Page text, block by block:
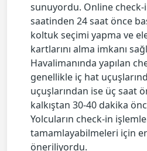
sunuyordu. Online check-
saatinden 24 saat önce
koltuk seçimi yapma ve
kartlarını alma imkanı
Havalimanında yapılan
genellikle iç hat
uçuşlarından ise üç saat
kalkıştan 30-40 dakika
Yolcuların check-in
tamamlayabilmeleri için
öneriliyordu.